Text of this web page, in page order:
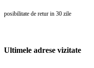
posibilitate de retur in 30 zile
Ultimele adrese vizitate